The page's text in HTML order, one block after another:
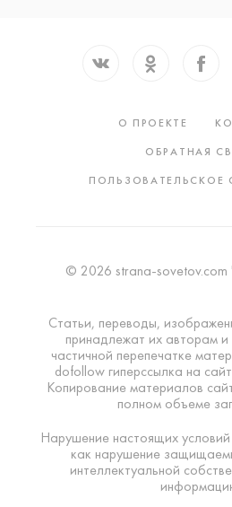
О ПРОЕКТЕ
ОБРАТНАЯ
ПОЛЬЗОВАТЕЛЬСКОЕ
© 2026 strana-sovetov.com
Статьи, переводы,
принадлежат их авторам
частичной перепечатке
dofollow гиперссылка на
Копирование материалов
полном объеме
Нарушение настоящих
как нарушение
интеллектуальной